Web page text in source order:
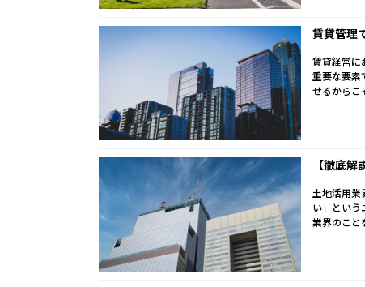
賃貸管理
賃貸経営に
重要な要素
せるからこ
【徹底
土地活用業
い」という
業界のこと